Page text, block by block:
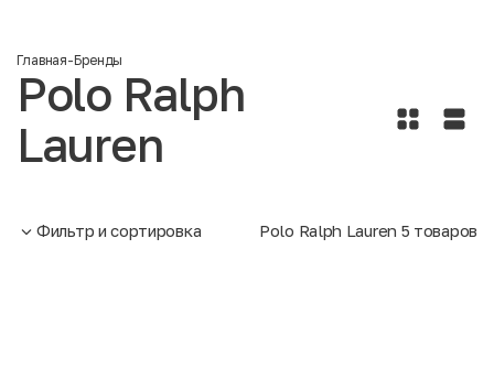
Главная-Бренды
Polo Ralph
Lauren
Фильтр и сортировка Polo Ralph Lauren 5 товаров